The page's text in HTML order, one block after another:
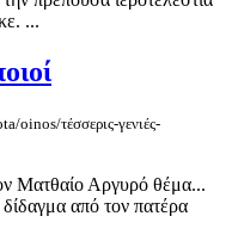
...
τέσσερις-γενιές-
Ματθαίο Αργυρό θέμα...
από τον πατέρα